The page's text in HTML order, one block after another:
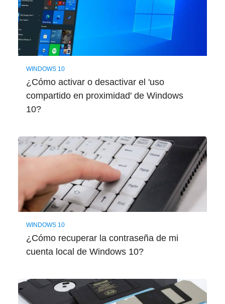
WINDOWS 10
¿Cómo activar o desactivar el 'uso
compartido en proximidad' de Windows
10?
WINDOWS 10
¿Cómo recuperar la contraseña de mi
cuenta local de Windows 10?